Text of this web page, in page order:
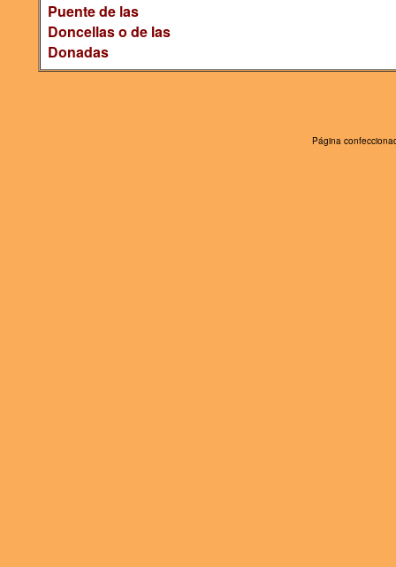
Puente de las
Doncellas o de las
Donadas
Página